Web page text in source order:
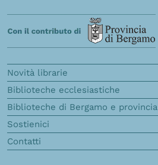
Novità librarie
Biblioteche ecclesiastiche
Biblioteche di Bergamo e provincia
Sostienici
Contatti